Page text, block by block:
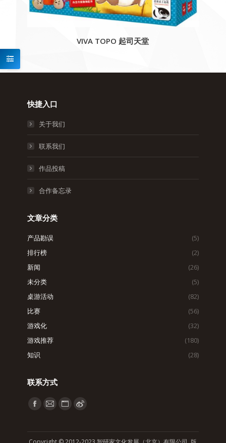
VIVA TOPO 起司天堂
快捷入口
关于我们
联系我们
作品投稿
合作备忘录
文章分类
产品勘误
(5)
排行榜
(2)
新闻
(26)
未分类
(5)
桌游活动
(82)
比赛
(56)
游戏化
(32)
游戏推荐
(180)
知识
(28)
联系方式
找到我们：
Facebook
Mail WebsiteWeibo